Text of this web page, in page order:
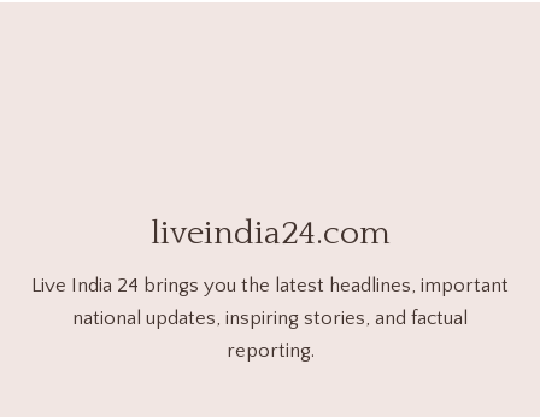
liveindia24.com
Live India 24 brings you the latest headlines, important
national updates, inspiring stories, and factual
reporting.